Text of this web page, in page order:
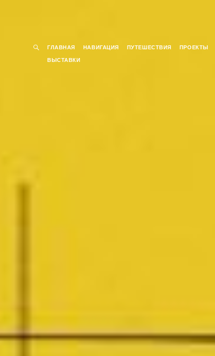
ГЛАВНАЯ НАВИГАЦИЯ ПУТЕШЕСТВИЯ ПРОЕКТЫ
ВЫСТАВКИ